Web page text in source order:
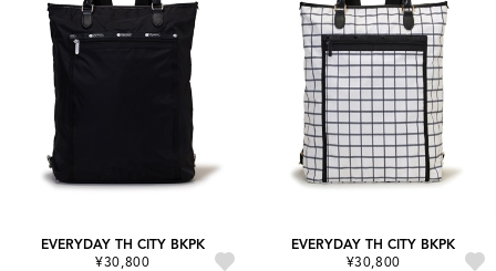
EVERYDAY TH CITY BKPK
¥30,800
EVERYDAY TH CITY BKPK
¥30,800